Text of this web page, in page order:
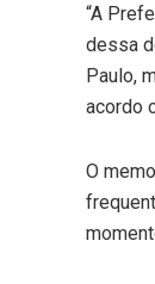
“A
dessa
Paulo,
acordo
O